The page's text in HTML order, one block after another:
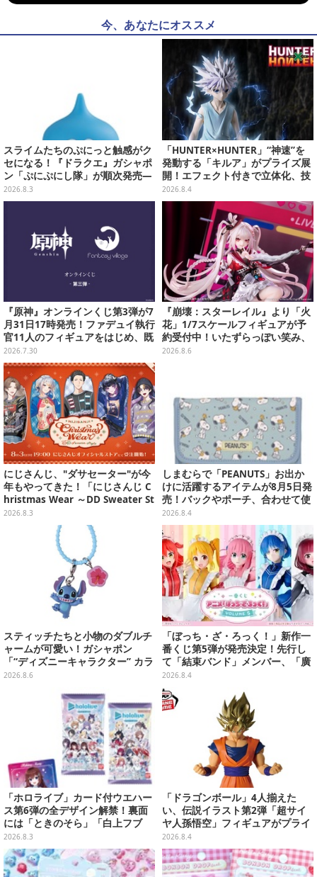
今、あなたにオススメ
スライムたちのぷにっと触感がク
セになる！『ドラクエ』ガシャポ
ン「ぷにぷにし隊」が順次発売―
全4種ではぐれメタルは固め
2026.8.3
「HUNTER×HUNTER」“神速”を
発動する「キルア」がプライズ展
開！エフェクト付きで立体化、技
名アクリルパネル付き
2026.8.4
『原神』オンラインくじ第3弾が7
月31日17時発売！ファデュイ執行
官11人のフィギュアをはじめ、既
存人気グッズがお得に当たる
2026.7.30
『崩壊：スターレイル』より「火
花」1/7スケールフィギュアが予
約受付中！いたずらっぽい笑み、
シルクハット型のステージが華や
2026.8.6
にじさんじ、"ダサセーター"が今
年もやってきた！「にじさんじ C
hristmas Wear ～DD Sweater St
yle～」グッズが受注販売へ―狂
蘭メロコも「何からツッコめばい
2026.8.3
しまむらで「PEANUTS」お出か
けに活躍するアイテムが8月5日発
売！バックやポーチ、合わせて使
いたいリール付きカラビナなど
2026.8.4
スティッチたちと小物のダブルチ
ャームが可愛い！ガシャポン
「“ディズニーキャラクター” カラ
フルマルチチャーム」が発売
2026.8.6
「ぼっち・ざ・ろっく！」新作一
番くじ第5弾が発売決定！先行し
て「結束バンド」メンバー、「廣
井きくり」のメイド衣装フィギュ
アを公開
2026.8.4
「ホロライブ」カード付ウエハー
ス第6弾の全デザイン解禁！裏面
には「ときのそら」「白上フブ
キ」ら30名の手書きメッセージ入
り
2026.8.3
「ドラゴンボール」4人揃えた
い、伝説イラスト第2弾「超サイ
ヤ人孫悟空」フィギュアがプライ
ズ展開！ビッグサイズの「筋斗
雲」エアぐるみも
2026.8.4